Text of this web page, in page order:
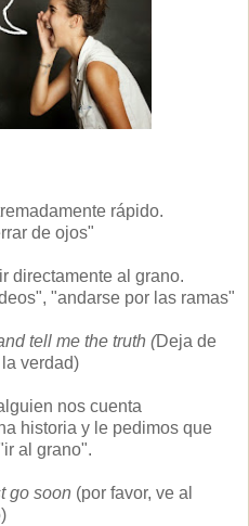
rápido.
de ojos"
directamente al grano.
"andarse por las ramas"
tell me the truth (Deja de
verdad)
nos cuenta
historia y le pedimos que
al grano".
go soon (por favor, ve al